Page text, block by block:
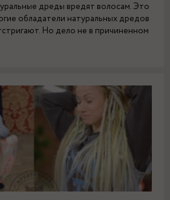
дреды вредят волосам. Это
обладатели натуральных дредов
Но дело не в причиненном